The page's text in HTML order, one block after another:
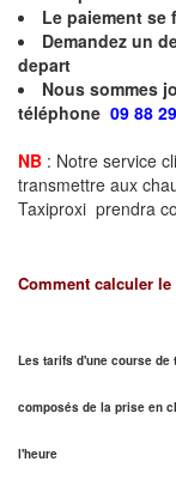
Le paiement se
Demandez un
depart
Nous sommes
téléphone 09 88
NB : Notre service
transmettre aux
Taxiproxi prendra
Comment calculer
Les tarifs d'une course de
composés de la prise en
l'heure